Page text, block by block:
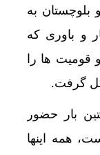
بلوچستان به
و باوری که
قومیت ها را
گرفت.
بار حضور
همه اینها